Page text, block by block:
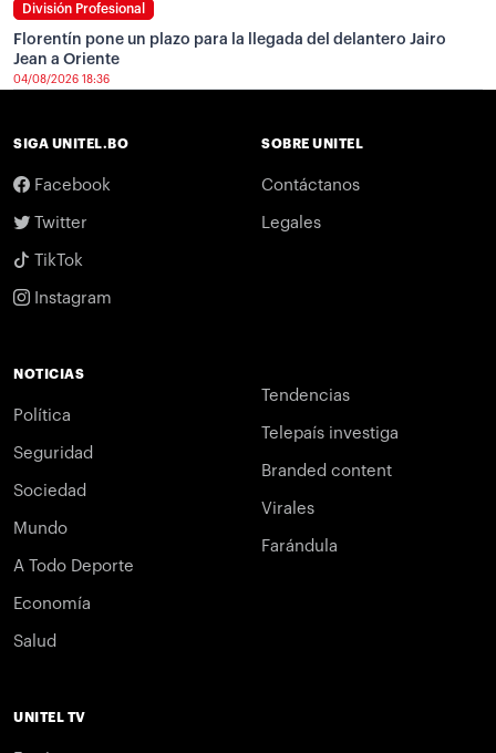
División Profesional
Florentín pone un plazo para la llegada del delantero Jairo
Jean a Oriente
04/08/2026 18:36
SIGA UNITEL.BO
Facebook
Twitter
TikTok
Instagram
SOBRE UNITEL
Contáctanos
Legales
NOTICIAS
Política
Seguridad
Sociedad
Mundo
A Todo Deporte
Economía
Salud
Tendencias
Telepaís investiga
Branded content
Virales
Farándula
UNITEL TV